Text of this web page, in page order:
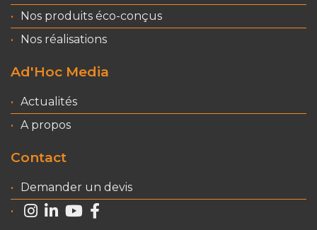
Nos produits éco-conçus
Nos réalisations
Ad'Hoc Media
Actualités
A propos
Contact
Demander un devis